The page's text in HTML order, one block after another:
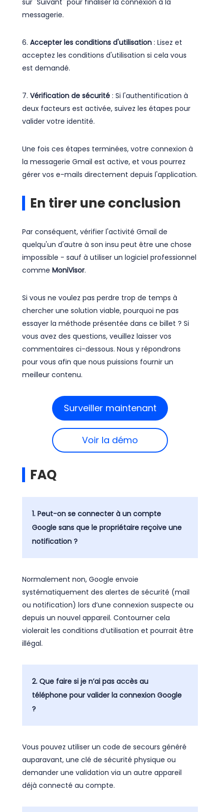
messagerie.
6. Accepter les conditions d'utilisation : Lisez et
acceptez les conditions d'utilisation si cela vous
est demandé.
7. Vérification de sécurité : Si l'authentification à
deux facteurs est activée, suivez les étapes pour
valider votre identité.
Une fois ces étapes terminées, votre connexion à
la messagerie Gmail est active, et vous pourrez
gérer vos e-mails directement depuis l'application.
En tirer une conclusion
Par conséquent, vérifier l'activité Gmail de
quelqu'un d'autre à son insu peut être une chose
impossible - sauf à utiliser un logiciel professionnel
comme MoniVisor.
Si vous ne voulez pas perdre trop de temps à
chercher une solution viable, pourquoi ne pas
essayer la méthode présentée dans ce billet ? Si
vous avez des questions, veuillez laisser vos
commentaires ci-dessous. Nous y répondrons
pour vous afin que nous puissions fournir un
meilleur contenu.
Surveiller maintenant
Voir la démo
FAQ
1. Peut-on se connecter à un compte
Google sans que le propriétaire reçoive une
notification ?
Normalement non, Google envoie
systématiquement des alertes de sécurité (mail
ou notification) lors d’une connexion suspecte ou
depuis un nouvel appareil. Contourner cela
violerait les conditions d’utilisation et pourrait être
illégal.
2. Que faire si je n’ai pas accès au
téléphone pour valider la connexion Google
?
Vous pouvez utiliser un code de secours généré
auparavant, une clé de sécurité physique ou
demander une validation via un autre appareil
déjà connecté au compte.